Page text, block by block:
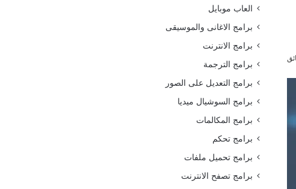
العاب موبايل
برامج الاغانى والموسيقى
برامج الانترنت
برامج الترجمة
برامج التعديل على الصور
برامج السوشيال ميديا
برامج المكالمات
برامج تحكم
برامج تحميل ملفات
برامج تصفح الانترنت